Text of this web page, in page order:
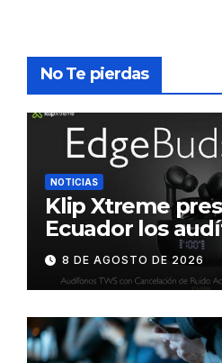
No Te pierdas
NOTICIAS
Klip Xtreme
Ecuador los
DynaBuds con
inteligente y
8 DE AGOSTO DE 2026